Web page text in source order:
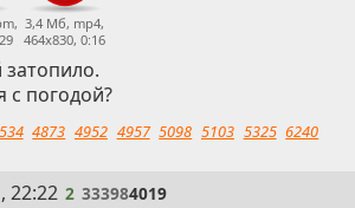
3,4 Мб, mp4,
464x830, 0:16
затопило.
с погодой?
4873 4952 4957 5098 5103 5325 6240
22:22 2 333984019